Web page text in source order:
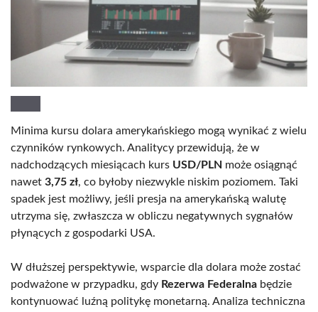
Minima kursu dolara amerykańskiego mogą wynikać z wielu
czynników rynkowych. Analitycy przewidują, że w
nadchodzących miesiącach kurs USD/PLN może osiągnąć
nawet 3,75 zł, co byłoby niezwykle niskim poziomem. Taki
spadek jest możliwy, jeśli presja na amerykańską walutę
utrzyma się, zwłaszcza w obliczu negatywnych sygnałów
płynących z gospodarki USA.
W dłuższej perspektywie, wsparcie dla dolara może zostać
podważone w przypadku, gdy Rezerwa Federalna będzie
kontynuować luźną politykę monetarną. Analiza techniczna